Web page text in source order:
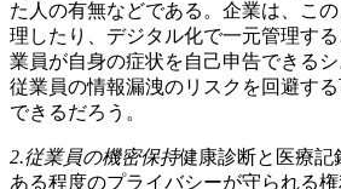
た人の有無などである。企業は、こ
理したり、デジタル化で一元管理す
業員が自身の症状を自己申告できる
従業員の情報漏洩のリスクを回避す
できるだろう。
2.従業員の機密保持健康診断と医療記
ある程度のプライバシーが守られる